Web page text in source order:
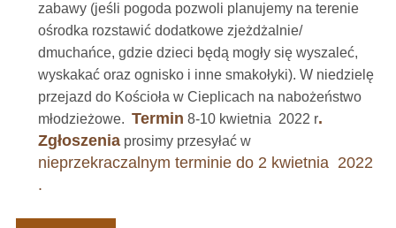
zabawy (jeśli pogoda pozwoli planujemy na terenie
ośrodka rozstawić dodatkowe zjeżdżalnie/
dmuchańce, gdzie dzieci będą mogły się wyszaleć,
wyskakać oraz ognisko i inne smakołyki). W niedzielę
przejazd do Kościoła w Cieplicach na nabożeństwo
młodzieżowe. Termin 8-10 kwietnia 2022 r.
Zgłoszeniaprosimy przesyłać w
nieprzekraczalnym terminie do 2 kwietnia 2022
.